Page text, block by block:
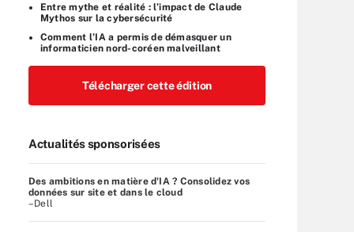
Entre mythe et réalité : l’impact de Claude
Mythos sur la cybersécurité
Comment l’IA a permis de démasquer un
informaticien nord-coréen malveillant
Télécharger cette édition
Actualités sponsorisées
Des ambitions en matière d'IA ? Consolidez vos
données sur site et dans le cloud
–Dell